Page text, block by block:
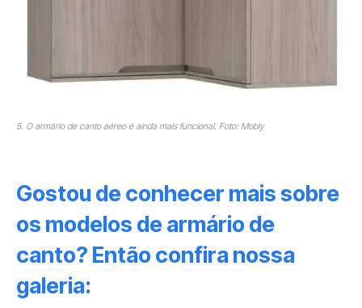
5. O armário de canto aéreo é ainda mais funcional. Foto: Mobly
Gostou de conhecer mais sobre
os modelos de armário de
canto? Então confira nossa
galeria: